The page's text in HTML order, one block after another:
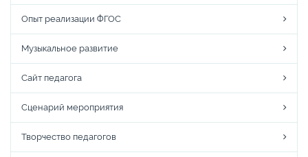
Опыт реализации ФГОС
Музыкальное развитие
Сайт педагога
Сценарий мероприятия
Творчество педагогов